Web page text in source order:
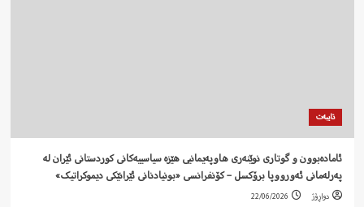
تایبەت
ئامادەبوون و گوتاری نوێنەری هاوپەیمانیی هێزە سیاسییەکانی کوردستانی ئێران لە
پەرلەمانی ئەورووپا برۆکسل – کۆنفرانسی «بونیادنانی ئێرانێکی دیموکراتیک»
دواڕۆژ 22/06/2026